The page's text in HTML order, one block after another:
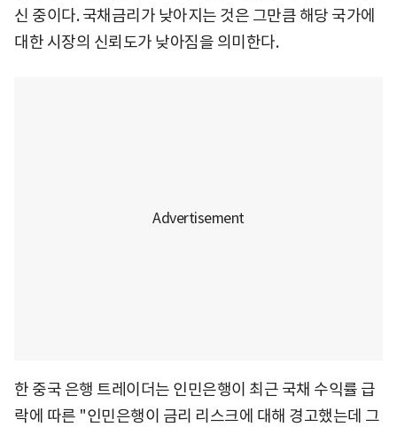
신 중이다. 국채금리가 낮아지는 것은 그만큼 해당 국가에
대한 시장의 신뢰도가 낮아짐을 의미한다.
한 중국 은행 트레이더는 인민은행이 최근 국채 수익률 급
락에 따른 "인민은행이 금리 리스크에 대해 경고했는데 그